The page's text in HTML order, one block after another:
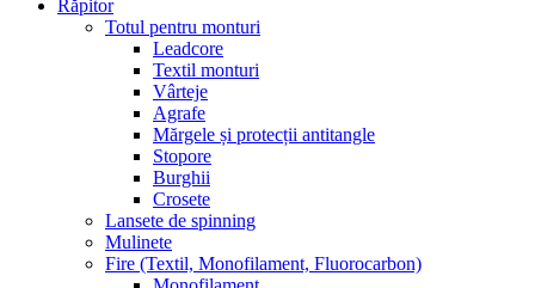
Răpitor
Totul pentru monturi
Leadcore
Textil monturi
Vârteje
Agrafe
Mărgele și protecții antitangle
Stopore
Burghii
Crosete
Lansete de spinning
Mulinete
Fire (Textil, Monofilament, Fluorocarbon)